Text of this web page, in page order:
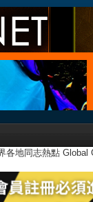
各地同志熱點